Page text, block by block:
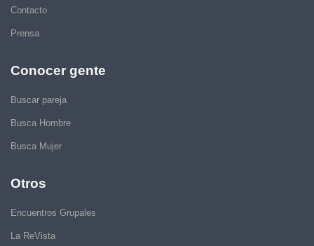
Contacto
Prensa
Conocer gente
Buscar pareja
Busca Hombre
Busca Mujer
Otros
Encuentros Grupales
La ReVista